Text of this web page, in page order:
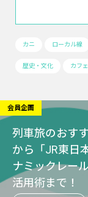
カニ ローカル線
歴史・文化 カフェ
会員企画
列車旅のおす
から「JR東日
ナミックレー
活用術まで！